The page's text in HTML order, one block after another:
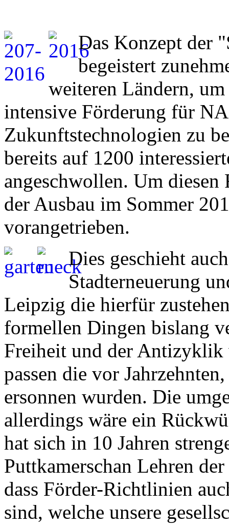
Das Konzept der
begeistert
weiteren Ländern,
intensive Förderung für
Zukunftstechnologien zu
bereits auf 1200
angeschwollen. Um
der Ausbau im Sommer
vorangetrieben.
Dies geschieht
Stadterneuerung
Leipzig die hierfür
formellen Dingen bislang
Freiheit und der Antizyklik
passen die vor
ersonnen wurden. Die
allerdings wäre ein
hat sich in 10 Jahren
Puttkamerschan Lehren
dass Förder-Richtlinien
sind, welche unsere